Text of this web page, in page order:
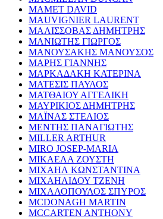
MAMET DAVID
MAUVIGNIER LAURENT
ΜΑΛΙΣΣΟΒΑΣ ΔΗΜΗΤΡΗΣ
ΜΑΝΙΩΤΗΣ ΓΙΩΡΓΟΣ
ΜΑΝΟΥΣΑΚΗΣ ΜΑΝΟΥΣΟΣ
ΜΑΡΗΣ ΓΙΑΝΝΗΣ
ΜΑΡΚΑΔΑΚΗ ΚΑΤΕΡΙΝΑ
ΜΑΤΕΣΙΣ ΠΑΥΛΟΣ
ΜΑΤΘΑΙΟΥ ΑΓΓΕΛΙΚΗ
ΜΑΥΡΙΚΙΟΣ ΔΗΜΗΤΡΗΣ
ΜΑΪΝΑΣ ΣΤΕΛΙΟΣ
ΜΕΝΤΗΣ ΠΑΝΑΓΙΩΤΗΣ
MILLER ARTHUR
MIRO JOSEP-MARIA
ΜΙΚΑΕΛΑ ΖΟΥΣΤΗ
ΜΙΧΑΗΛ ΚΩΝΣΤΑΝΤΙΝΑ
ΜΙΧΑΗΛΙΔΟΥ ΤΖΕΝΗ
ΜΙΧΑΛΟΠΟΥΛΟΣ ΣΠΥΡΟΣ
MCDONAGH MARTIN
MCCARTEN ANTHONY